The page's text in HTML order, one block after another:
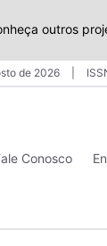
outros
de 2026
Conosco